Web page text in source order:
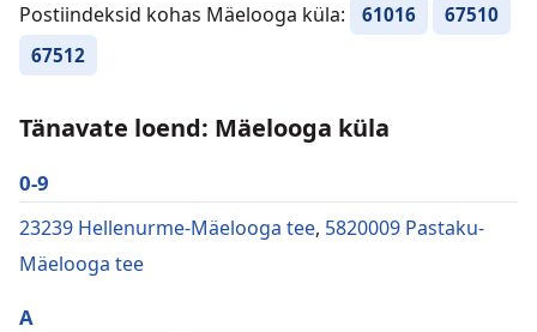
Postiindeksid kohas Mäelooga küla: 61016
67510
67512
Tänavate loend: Mäelooga küla
0-9
23239 Hellenurme-Mäelooga tee, 5820009 Pastaku-
Mäelooga tee
A